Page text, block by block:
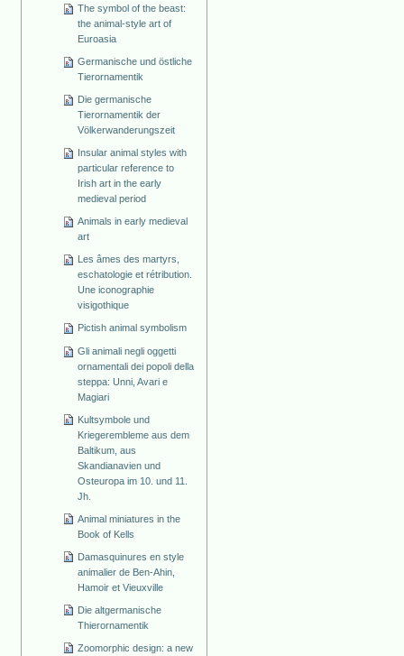
The symbol of the beast:
the animal-style art of
Euroasia
Germanische und östliche
Tierornamentik
Die germanische
Tierornamentik der
Völkerwanderungszeit
Insular animal styles with
particular reference to
Irish art in the early
medieval period
Animals in early medieval
art
Les âmes des martyrs,
eschatologie et rétribution.
Une iconographie
visigothique
Pictish animal symbolism
Gli animali negli oggetti
ornamentali dei popoli della
steppa: Unni, Avari e
Magiari
Kultsymbole und
Kriegerembleme aus dem
Baltikum, aus
Skandianavien und
Osteuropa im 10. und 11.
Jh.
Animal miniatures in the
Book of Kells
Damasquinures en style
animalier de Ben-Ahin,
Hamoir et Vieuxville
Die altgermanische
Thierornamentik
Zoomorphic design: a new